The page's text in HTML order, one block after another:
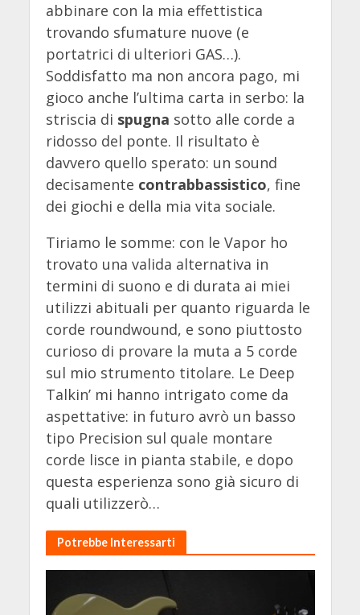
abbinare con la mia effettistica
trovando sfumature nuove (e
portatrici di ulteriori GAS…).
Soddisfatto ma non ancora pago, mi
gioco anche l’ultima carta in serbo: la
striscia di spugna sotto alle corde a
ridosso del ponte. Il risultato è
davvero quello sperato: un sound
decisamente contrabbassistico, fine
dei giochi e della mia vita sociale.
Tiriamo le somme: con le Vapor ho
trovato una valida alternativa in
termini di suono e di durata ai miei
utilizzi abituali per quanto riguarda le
corde roundwound, e sono piuttosto
curioso di provare la muta a 5 corde
sul mio strumento titolare. Le Deep
Talkin’ mi hanno intrigato come da
aspettative: in futuro avrò un basso
tipo Precision sul quale montare
corde lisce in pianta stabile, e dopo
questa esperienza sono già sicuro di
quali utilizzerò…
Potrebbe Interessarti